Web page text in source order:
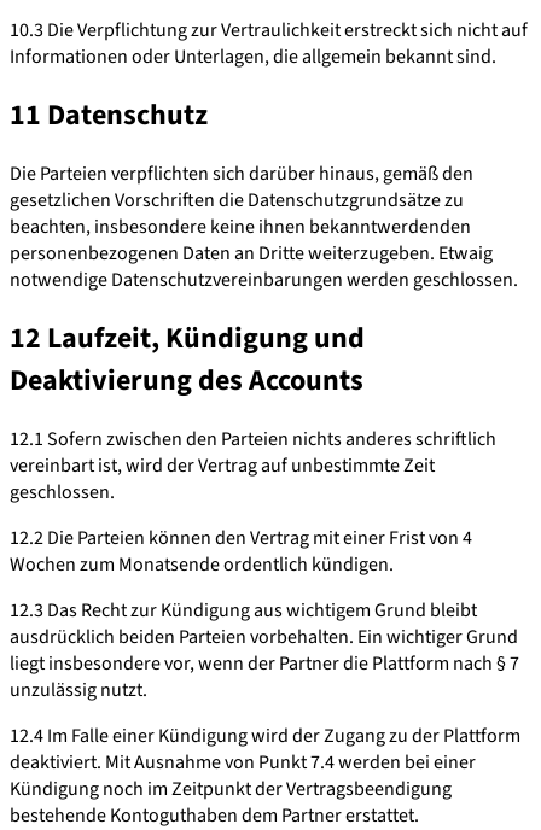
10.3 Die Verpflichtung zur Vertraulichkeit erstreckt sich nicht auf
Informationen oder Unterlagen, die allgemein bekannt sind.
11 Datenschutz
Die Parteien verpflichten sich darüber hinaus, gemäß den
gesetzlichen Vorschriften die Datenschutzgrundsätze zu
beachten, insbesondere keine ihnen bekanntwerdenden
personenbezogenen Daten an Dritte weiterzugeben. Etwaig
notwendige Datenschutzvereinbarungen werden geschlossen.
12 Laufzeit, Kündigung und
Deaktivierung des Accounts
12.1 Sofern zwischen den Parteien nichts anderes schriftlich
vereinbart ist, wird der Vertrag auf unbestimmte Zeit
geschlossen.
12.2 Die Parteien können den Vertrag mit einer Frist von 4
Wochen zum Monatsende ordentlich kündigen.
12.3 Das Recht zur Kündigung aus wichtigem Grund bleibt
ausdrücklich beiden Parteien vorbehalten. Ein wichtiger Grund
liegt insbesondere vor, wenn der Partner die Plattform nach § 7
unzulässig nutzt.
12.4 Im Falle einer Kündigung wird der Zugang zu der Plattform
deaktiviert. Mit Ausnahme von Punkt 7.4 werden bei einer
Kündigung noch im Zeitpunkt der Vertragsbeendigung
bestehende Kontoguthaben dem Partner erstattet.